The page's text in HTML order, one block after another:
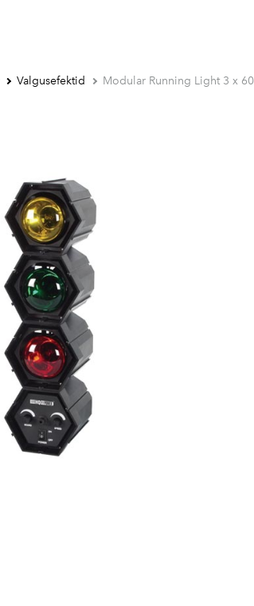
Valgusefektid Modular Running Light 3 x